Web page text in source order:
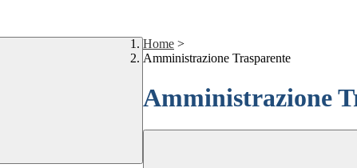
Home >
Amministrazione Trasparente
Amministrazione